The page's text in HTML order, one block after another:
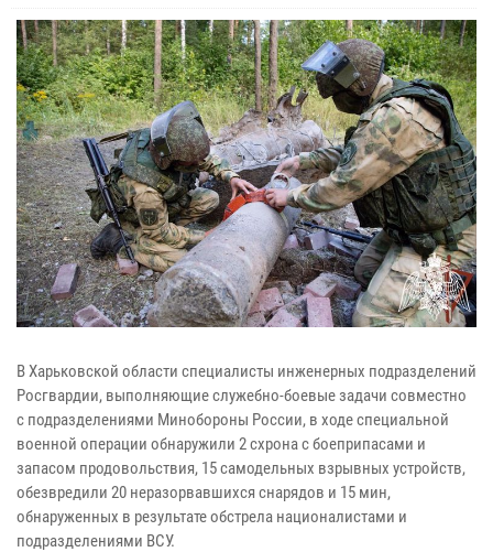
В Харьковской области специалисты инженерных подразделений
Росгвардии, выполняющие служебно-боевые задачи совместно
с подразделениями Минобороны России, в ходе специальной
военной операции обнаружили 2 схрона с боеприпасами и
запасом продовольствия, 15 самодельных взрывных устройств,
обезвредили 20 неразорвавшихся снарядов и 15 мин,
обнаруженных в результате обстрела националистами и
подразделениями ВСУ.